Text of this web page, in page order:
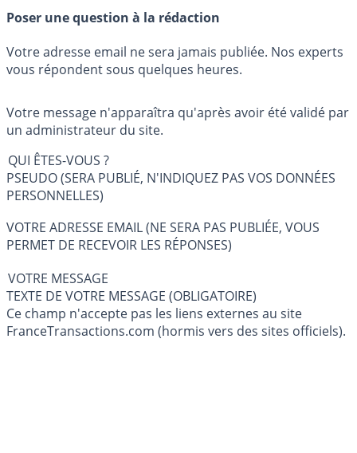
Poser une question à la rédaction
Votre adresse email ne sera jamais publiée. Nos experts
vous répondent sous quelques heures.
Votre message n'apparaîtra qu'après avoir été validé par
un administrateur du site.
QUI ÊTES-VOUS ?
PSEUDO (SERA PUBLIÉ, N'INDIQUEZ PAS VOS DONNÉES
PERSONNELLES)
VOTRE ADRESSE EMAIL (NE SERA PAS PUBLIÉE, VOUS
PERMET DE RECEVOIR LES RÉPONSES)
VOTRE MESSAGE
TEXTE DE VOTRE MESSAGE (OBLIGATOIRE)
Ce champ n'accepte pas les liens externes au site
FranceTransactions.com (hormis vers des sites officiels).